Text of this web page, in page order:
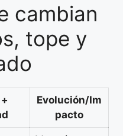
cambian
tope y
Evolución/Im
pacto